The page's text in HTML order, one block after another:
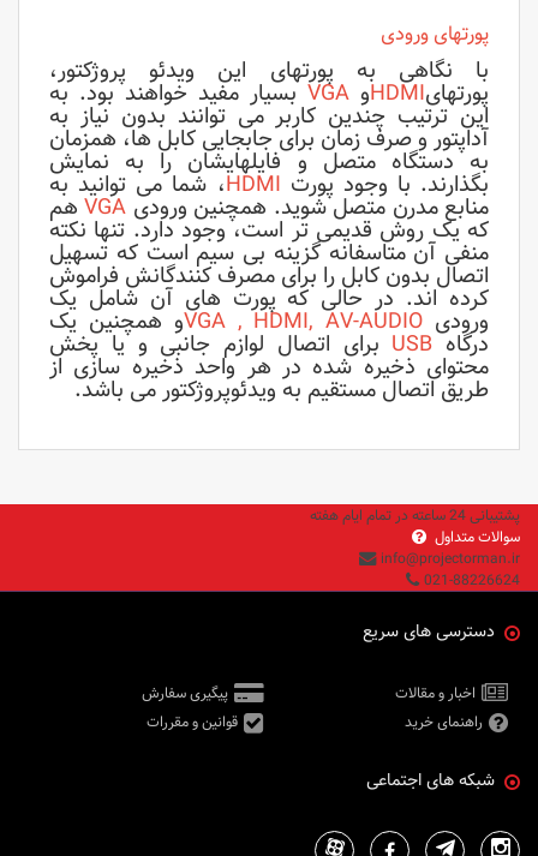
پورتهای ورودی
با نگاهی به پورتهای این ویدئو پروژکتور،
پورتهایHDMIو بسیار مفید خواهند بود. به
این ترتیب چندین کاربر می توانند بدون نیاز به
آداپتور و صرف زمان برای جابجایی کابل ها، همزمان
به دستگاه متصل و فایلهایشان را به نمایش
بگذارند. با وجود پورت HDMI، شما می توانید به
منابع مدرن متصل شوید. همچنین ورودی VGAهم
که یک روش قدیمی تر است، وجود دارد. تنها نکته
منفی آن متاسفانه گزینه بی سیم است که تسهیل
اتصال بدون کابل را برای مصرف کنندگانش فراموش
کرده اند. در حالی که پورت های آن شامل یک
ورودی VGA , HDMI, AV-AUDIOو همچنین یک
درگاهUSB برای اتصال لوازم جانبی و یا پخش
محتوای ذخیره شده در هر واحد ذخیره سازی از
طریق اتصال مستقیم به ویدئوپروژکتور می باشد.
پشتیبانی 24 ساعته در تمام ایام هفته
سوالات متداول
info@projectorman.ir
021-88226624
دسترسی های سریع
اخبار و مقالات
پیگیری سفارش
راهنمای خرید
قوانین و مقررات
شبکه های اجتماعی